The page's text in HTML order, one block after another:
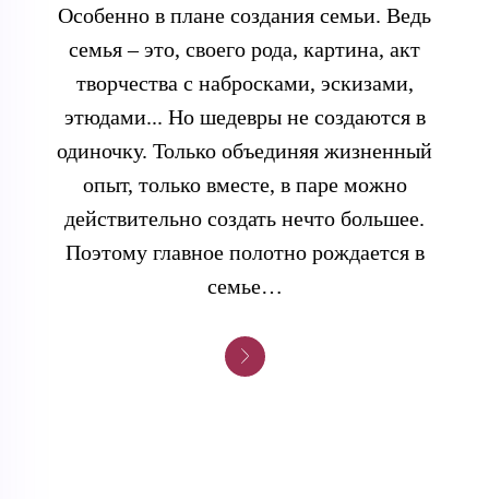
Особенно в плане создания семьи. Ведь
семья – это, своего рода, картина, акт
творчества с набросками, эскизами,
этюдами... Но шедевры не создаются в
одиночку. Только объединяя жизненный
опыт, только вместе, в паре можно
действительно создать нечто большее.
Поэтому главное полотно рождается в
семье…